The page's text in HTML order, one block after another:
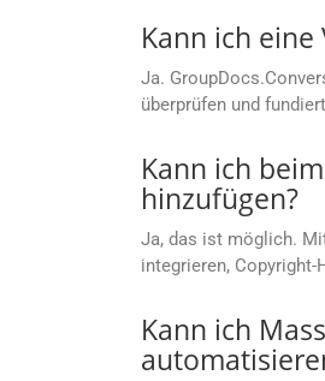
Kann ich
Ja.
überprüfen und
Kann ich
hinzufügen?
Ja, das ist möglich.
integrieren,
Kann ich